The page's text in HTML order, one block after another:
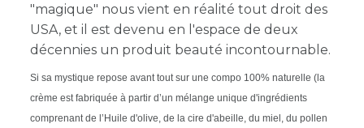
"magique" nous vient en réalité tout droit des
USA, et il est devenu en l'espace de deux
décennies un produit beauté incontournable.
Si sa mystiquerepose avant toutsur une compo 100% naturelle (la
crème est fabriquée à partir d’un mélange unique d'ingrédients
comprenant de l’Huile d'olive, de la cire d'abeille, du miel, du pollen